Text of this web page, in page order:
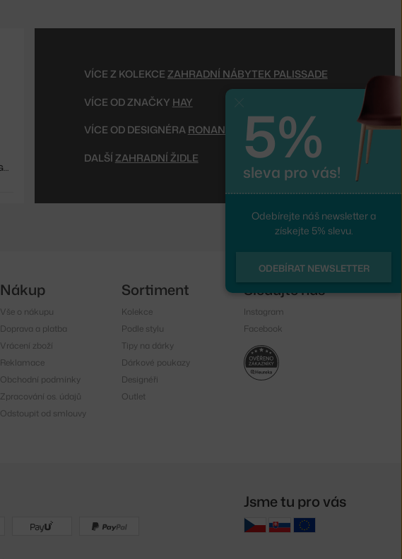
PODSEDÁK PALISSADE LOUNGE CHAIR LOW QUILTED, OLIVE
VÍCE Z KOLEKCE ZAHRADNÍ NÁBYTEK PALISSADE
VÍCE OD ZNAČKY HAY
VÍCE OD DESIGNÉRA RONAN & ERWAN BOUROULLEC
DALŠÍ ZAHRADNÍ ŽIDLE 5%
sleva pro vás!
Odebírejte náš newsletter a
získejte 5% slevu.
ODEBÍRAT NEWSLETTER
Nákup
Vše o nákupu
Doprava a platba
Vrácení zboží
Reklamace
Obchodní podmínky
Zpracování os. údajů
Odstoupit od smlouvy
Sortiment
Kolekce
Podle stylu
Tipy na dárky
Dárkové poukazy
Designéři
Outlet
Sledujte nás
Instagram
Facebook
Jsme tu pro vás